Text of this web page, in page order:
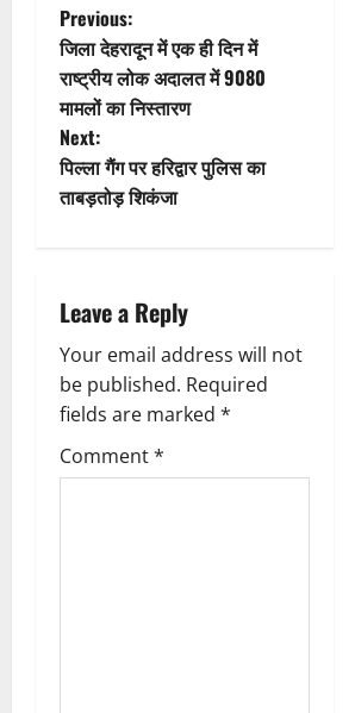
t
i
o
n
P
o
s
t
v
i
g
a
Previous:
जिला देहरादून में एक ही दिन में
राष्ट्रीय लोक अदालत में 9080
मामलों का निस्तारण
Next:
पिल्ला गैंग पर हरिद्वार पुलिस का
ताबड़तोड़ शिकंजा
Leave a Reply
Your email address will not
be published. Required
fields are marked *
Comment*